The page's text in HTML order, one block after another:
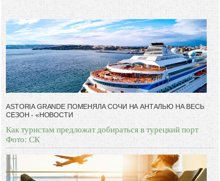
глупость. Из всех страхов самый пугающий — самолюбование.
-- Лучшее, что можно сделать с хорошим советом, это пропустить его
мимо ушей. Он никогда не бывает полезен никому, кроме того, кто его
дал.
-- Люблю давать советы и очень не люблю, когда их дают мне.
ASTORIA GRANDE ПОМЕНЯЛА СОЧИ НА АНТАЛЬЮ НА ВЕСЬ
СЕЗОН - «НОВОСТИ
Как туристам предложат добираться в турецкий порт
Фото: СК